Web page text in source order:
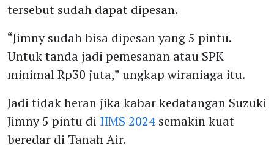
tersebut sudah dapat dipesan.
“Jimny sudah bisa dipesan yang 5 pintu.
Untuk tanda jadi pemesanan atau SPK
minimal Rp30 juta,” ungkap wiraniaga itu.
Jadi tidak heran jika kabar kedatangan Suzuki
Jimny 5 pintu di IIMS 2024 semakin kuat
beredar di Tanah Air.